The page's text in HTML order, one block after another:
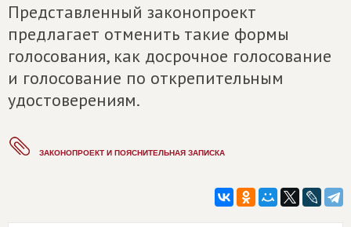
Представленный законопроект
предлагает отменить такие формы
голосования, как досрочное голосование
и голосование по открепительным
удостоверениям.
ЗАКОНОПРОЕКТ И ПОЯСНИТЕЛЬНАЯ ЗАПИСКА